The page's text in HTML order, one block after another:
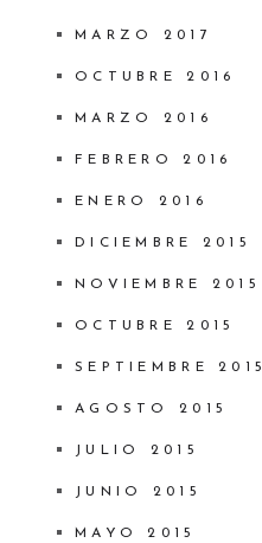
MARZO 2017
OCTUBRE 2016
MARZO 2016
FEBRERO 2016
ENERO 2016
DICIEMBRE 2015
NOVIEMBRE 2015
OCTUBRE 2015
SEPTIEMBRE 2015
AGOSTO 2015
JULIO 2015
JUNIO 2015
MAYO 2015